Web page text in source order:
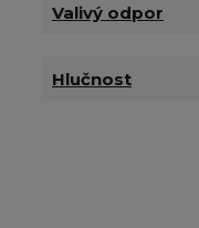
Valivý odpor
Hlučnost